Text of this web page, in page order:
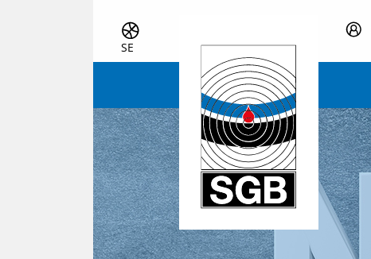
SE